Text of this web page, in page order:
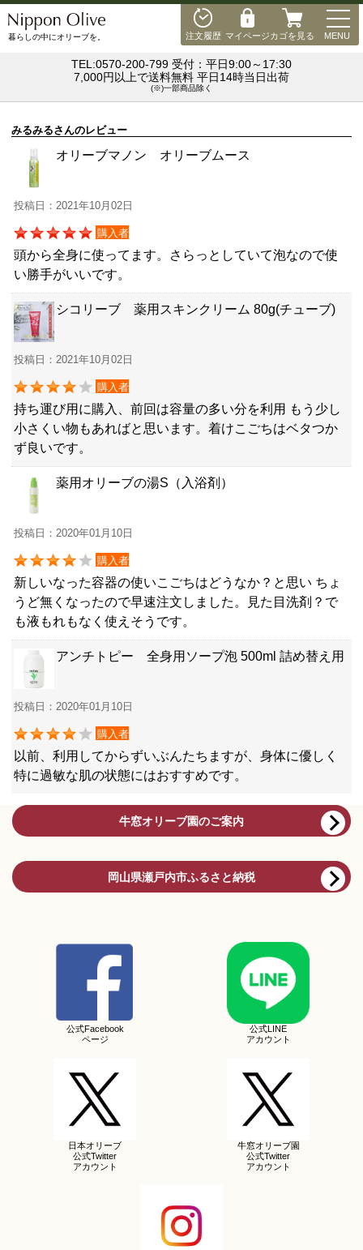
注文履歴 マイページカゴを見る MENU
暮らしの中にオリーブを。
TEL:0570-200-799 受付：平日9:00～17:30
7,000円以上で送料無料 平日14時当日出荷
(※)一部商品除く
みるみるさんのレビュー
オリーブマノン オリーブムース
投稿日：2021年10月02日
購入者
頭から全身に使ってます。さらっとしていて泡なので使
い勝手がいいです。
シコリーブ 薬用スキンクリーム 80g(チューブ)
投稿日：2021年10月02日
購入者
持ち運び用に購入、前回は容量の多い分を利用 もう少し
小さくい物もあればと思います。着けこごちはベタつか
ず良いです。
薬用オリーブの湯S（入浴剤）
投稿日：2020年01月10日
購入者
新しいなった容器の使いこごちはどうなか？と思い ちょ
うど無くなったので早速注文しました。見た目洗剤？で
も液もれもなく使えそうです。
アンチトピー 全身用ソープ泡 500ml 詰め替え用
投稿日：2020年01月10日
購入者
以前、利用してからずいぶんたちますが、身体に優しく
特に過敏な肌の状態にはおすすめです。
牛窓オリーブ園のご案内
岡山県瀬戸内市ふるさと納税
公式Facebook
ページ
公式LINE
アカウント
日本オリーブ
公式Twitter
アカウント
牛窓オリーブ園
公式Twitter
アカウント